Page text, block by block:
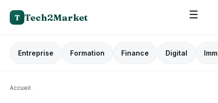
T Tech2Market ☰
Entreprise Formation Finance Digital
Accueil›